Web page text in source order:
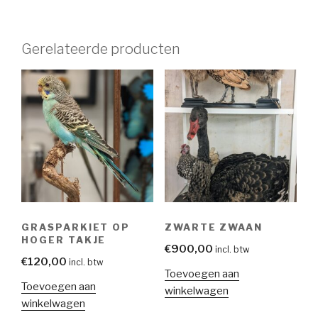
Gerelateerde producten
GRASPARKIET OP
HOGER TAKJE
€120,00 incl. btw
Toevoegen aan
winkelwagen
ZWARTE ZWAAN
€900,00 incl. btw
Toevoegen aan
winkelwagen